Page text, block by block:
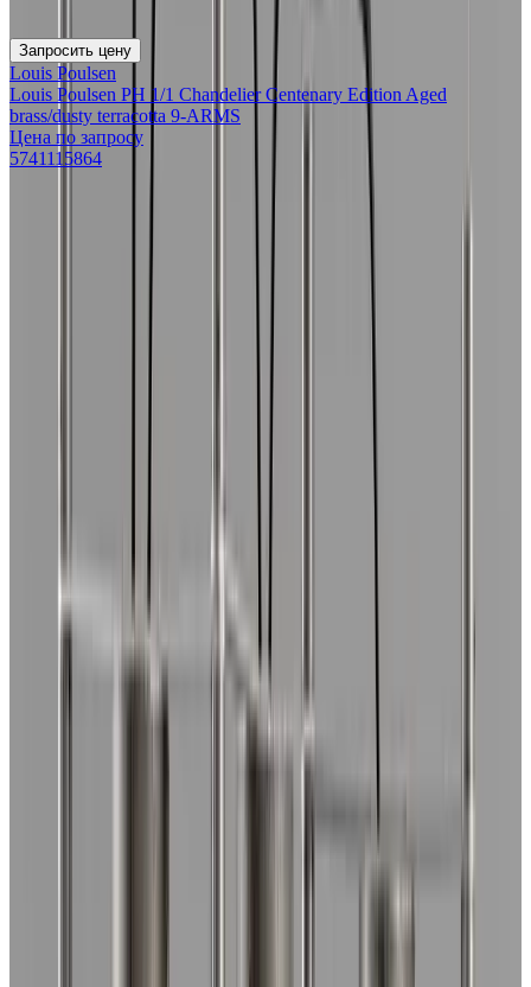
Запросить цену
Louis Poulsen
Louis Poulsen PH 1/1 Chandelier Centenary Edition Aged
brass/dusty terracotta 9-ARMS
Цена по запросу
5741115864